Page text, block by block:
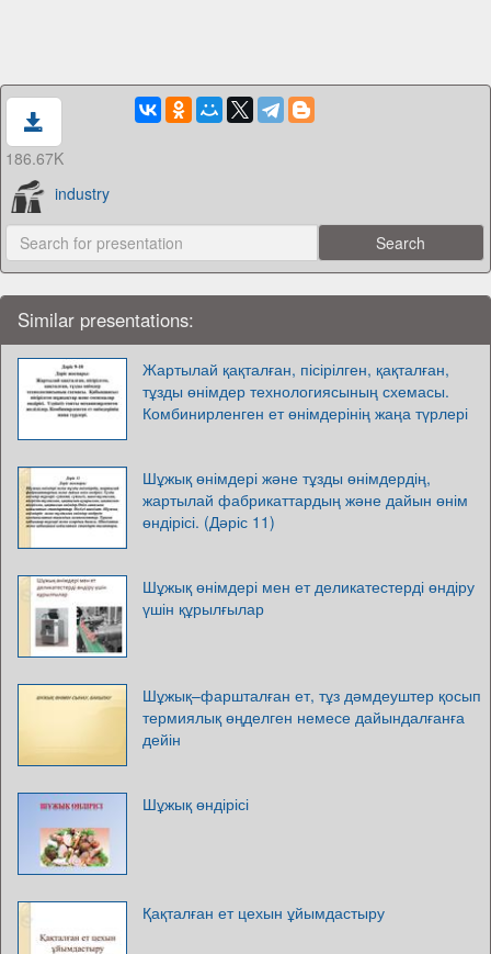
186.67K
industry
Similar presentations:
Жартылай қақталған, пісірілген, қақталған,
тұзды өнімдер технологиясының схемасы.
Комбинирленген ет өнімдерінің жаңа түрлері
Шұжық өнімдері және тұзды өнімдердің,
жартылай фабрикаттардың және дайын өнім
өндірісі. (Дәріс 11)
Шұжық өнімдері мен ет деликатестерді өндіру
үшін құрылғылар
Шұжық–фаршталған ет, тұз дәмдеуштер қосып
термиялық өңделген немесе дайындалғанға
дейін
Шұжық өндірісі
Қақталған ет цехын ұйымдастыру